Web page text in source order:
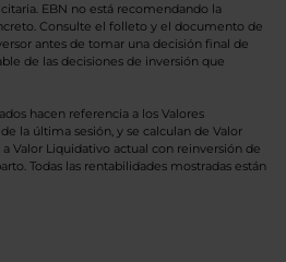
EBN no está recomendando la
Consulte el folleto y el documento de
antes de tomar una decisión final de
de las decisiones de inversión que
hacen referencia a los Valores
la última sesión, y se calculan de Valor
Valor Liquidativo actual con reinversión de
Todas las rentabilidades mostradas están